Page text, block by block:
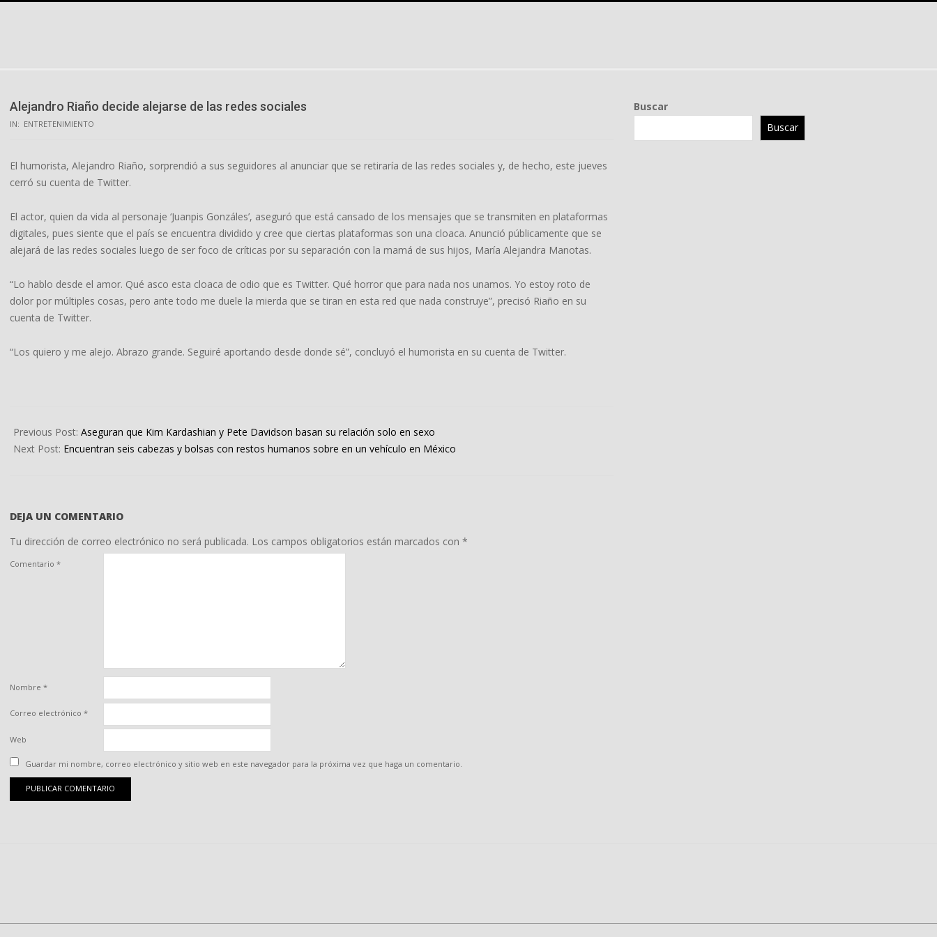
Alejandro Riaño decide alejarse de las redes sociales
IN: ENTRETENIMIENTO
El humorista, Alejandro Riaño, sorprendió a sus seguidores al anunciar que se retiraría de las redes sociales y, de hecho, este jueves
cerró su cuenta de Twitter.
El actor, quien da vida al personaje ‘Juanpis Gonzáles’, aseguró que está cansado de los mensajes que se transmiten en plataformas
digitales, pues siente que el país se encuentra dividido y cree que ciertas plataformas son una cloaca. Anunció públicamente que se
alejará de las redes sociales luego de ser foco de críticas por su separación con la mamá de sus hijos, María Alejandra Manotas.
“Lo hablo desde el amor. Qué asco esta cloaca de odio que es Twitter. Qué horror que para nada nos unamos. Yo estoy roto de
dolor por múltiples cosas, pero ante todo me duele la mierda que se tiran en esta red que nada construye”, precisó Riaño en su
cuenta de Twitter.
“Los quiero y me alejo. Abrazo grande. Seguiré aportando desde donde sé”, concluyó el humorista en su cuenta de Twitter.
04-
01
Previous Post: Aseguran que Kim Kardashian y Pete Davidson basan su relación solo en sexo
Next Post: Encuentran seis cabezas y bolsas con restos humanos sobre en un vehículo en México
DEJA UN COMENTARIO
Tu dirección de correo electrónico no será publicada. Los campos obligatorios están marcados con *
Comentario *
Nombre *
Correo electrónico *
Web
Guardar mi nombre, correo electrónico y sitio web en este navegador para la próxima vez que haga un comentario.
Buscar
Buscar